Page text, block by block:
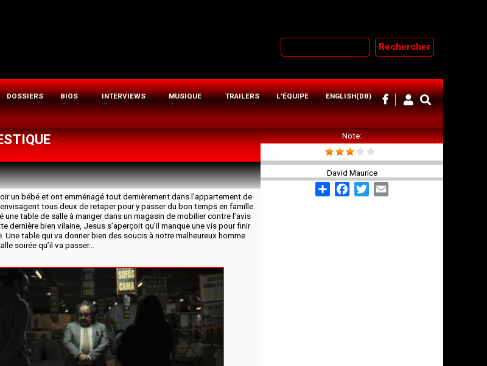
Rechercher
DOSSIERS BIOS INTERVIEWS MUSIQUE TRAILERS L'ÉQUIPE ENGLISH(DB)
un bébé et ont emménagé tout dernièrement dans l’appartement de
tous deux de retaper pour y passer du bon temps en famille.
une table de salle à manger dans un magasin de mobilier contre l’avis
dernière bien vilaine, Jesus s’aperçoit qu’il manque une vis pour finir
Une table qui va donner bien des soucis à notre malheureux homme
soirée qu’il va passer…
Note
David Maurice
ShareFacebook
Twitter